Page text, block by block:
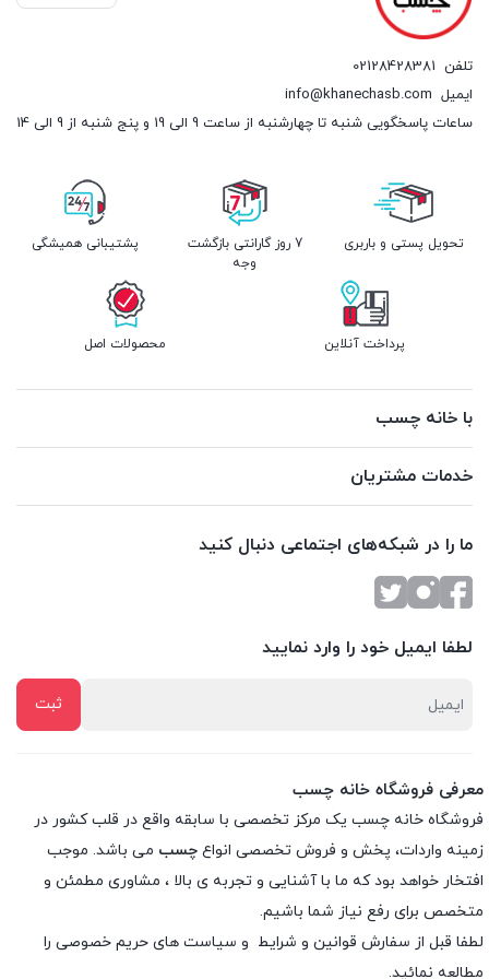
تلفن 02128428381
ایمیل info@khanechasb.com
ساعات پاسخگویی شنبه تا چهارشنبه از ساعت 9 الی 19 و پنج شنبه از 9 الی 14
تحویل پستی و باربری
7 روز گارانتی بازگشت
وجه
پشتیبانی همیشگی
پرداخت آنلاین محصولات اصل
با خانه چسب
خدمات مشتریان
ما را در شبکه‌های اجتماعی دنبال کنید
لطفا ایمیل خود را وارد نمایید
معرفی فروشگاه خانه چسب
فروشگاه خانه چسب یک مرکز تخصصی با سابقه واقع در قلب کشور در
زمینه واردات، پخش و فروش تخصصی انواع چسب می باشد. موجب
افتخار خواهد بود که ما با آشنایی و تجربه ی بالا ، مشاوری مطمئن و
متخصص برای رفع نیاز شما باشیم.
لطفا قبل از سفارش قوانین و شرایط و سیاست های حریم خصوصی را
مطالعه نمائید.